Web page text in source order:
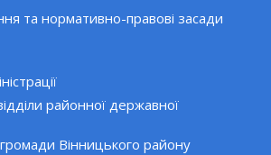
та нормативно-правові засади
районної державної
Вінницького району